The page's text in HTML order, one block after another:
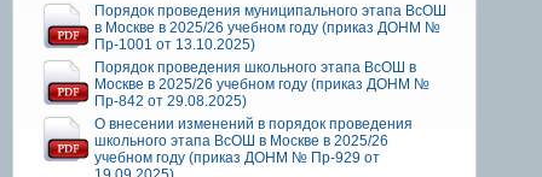
Порядок проведения муниципального этапа ВсОШ
в Москве в 2025/26 учебном году (приказ ДОНМ №
Пр-1001 от 13.10.2025)
Порядок проведения школьного этапа ВсОШ в
Москве в 2025/26 учебном году (приказ ДОНМ №
Пр-842 от 29.08.2025)
О внесении изменений в порядок проведения
школьного этапа ВсОШ в Москве в 2025/26
учебном году (приказ ДОНМ № Пр-929 от